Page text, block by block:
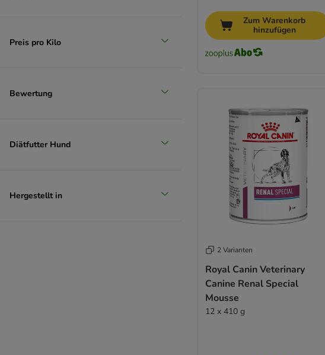
Preis pro Kilo
Bewertung
Diätfutter Hund
Hergestellt in
Zum Warenkorb
hinzufügen
2 Varianten
Royal Canin Veterinary
Canine Renal Special
Mousse
12 x 410 g